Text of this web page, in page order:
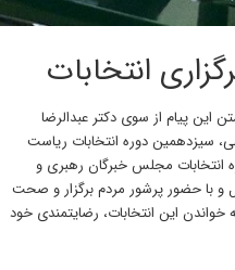
انتخابات
این پیام از سوی دکتر عبدالرضا
سیزدهمین دوره انتخابات ریاست
انتخابات مجلس خبرگان رهبری و
۱۴۰۰ درسلامت و امنیت کامل و با حضور پرشور مردم برگزار و صحت
این انتخابات، رضایتمندی خود